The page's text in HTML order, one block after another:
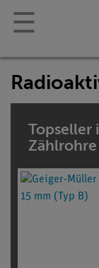
☰
Topseller
Zählrohre